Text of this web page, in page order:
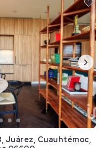
Juárez, Cuauhtémoc,